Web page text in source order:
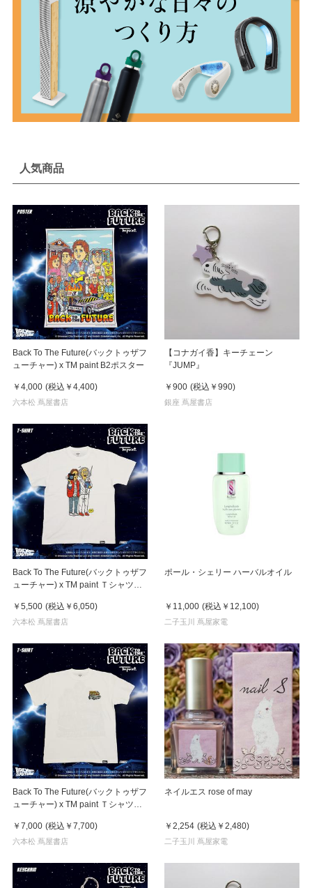
人気商品
Back To The Future(バックトゥザフ
ューチャー) x TM paint B2ポスター
￥4,000 (税込 ￥4,400)
六本松 蔦屋書店
【コナガイ香】キーチェーン
『JUMP』
￥900 (税込 ￥990)
銀座 蔦屋書店
Back To The Future(バックトゥザフ
ューチャー) x TM paint Ｔシャツ
￥5,500 (税込 ￥6,050)
六本松 蔦屋書店
ポール・シェリー ハーバルオイル
￥11,000 (税込 ￥12,100)
二子玉川 蔦屋家電
Back To The Future(バックトゥザフ
ューチャー) x TM paint Ｔシャツ
￥7,000 (税込 ￥7,700)
六本松 蔦屋書店
ネイルエス rose of may
￥2,254 (税込 ￥2,480)
二子玉川 蔦屋家電